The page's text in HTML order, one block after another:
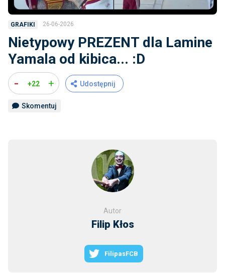
GRAFIKI 26-06-2026
Nietypowy PREZENT dla Lamine
Yamala od kibica... :D
- +22 + Udostępnij
Skomentuj
Autor
Filip Kłos
FilipasFCB